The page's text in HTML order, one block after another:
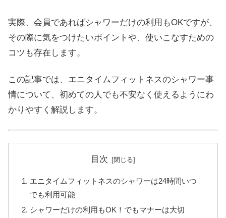
実際、会員であればシャワーだけの利用もOKですが、
その際に気をつけたいポイントや、使いこなすための
コツも存在します。
この記事では、エニタイムフィットネスのシャワー事
情について、初めての人でも不安なく使えるようにわ
かりやすく解説します。
目次
エニタイムフィットネスのシャワーは24時間いつ
でも利用可能
シャワーだけの利用もOK！でもマナーは大切